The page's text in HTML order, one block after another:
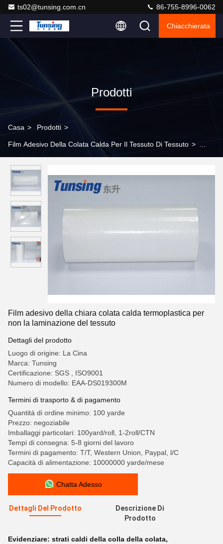
ts02@tunsing.com.cn 86-755-8996-0062
Chiacchierata
Prodotti
Casa > Prodotti >
Film Adesivo Della Colata Calda Per Il Tessuto Di Tessuto >
laminazione del tessuto
Film adesivo della chiara colata calda termoplastica per
non la laminazione del tessuto
Dettagli del prodotto
Luogo di origine: La Cina
Marca: Tunsing
Certificazione: SGS , ISO9001
Numero di modello: EAA-DS019300M
Termini di trasporto & di pagamento
Quantità di ordine minimo: 100 yarde
Prezzo: negoziabile
Imballaggi particolari: 100yard/roll, 1-2roll/CTN
Tempi di consegna: 5-8 giorni del lavoro
Termini di pagamento: T/T, Western Union, Paypal, l/C
Capacità di alimentazione: 10000000 yarde/mese
Chatta Adesso
Dettagli Del Prodotto
Descrizione Di
Prodotto
Evidenziare: strati caldi della colla della colata,